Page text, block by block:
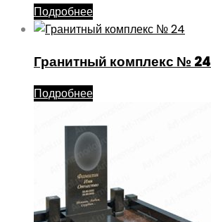
Подробнее
Гранитный комплекс № 24
Подробнее